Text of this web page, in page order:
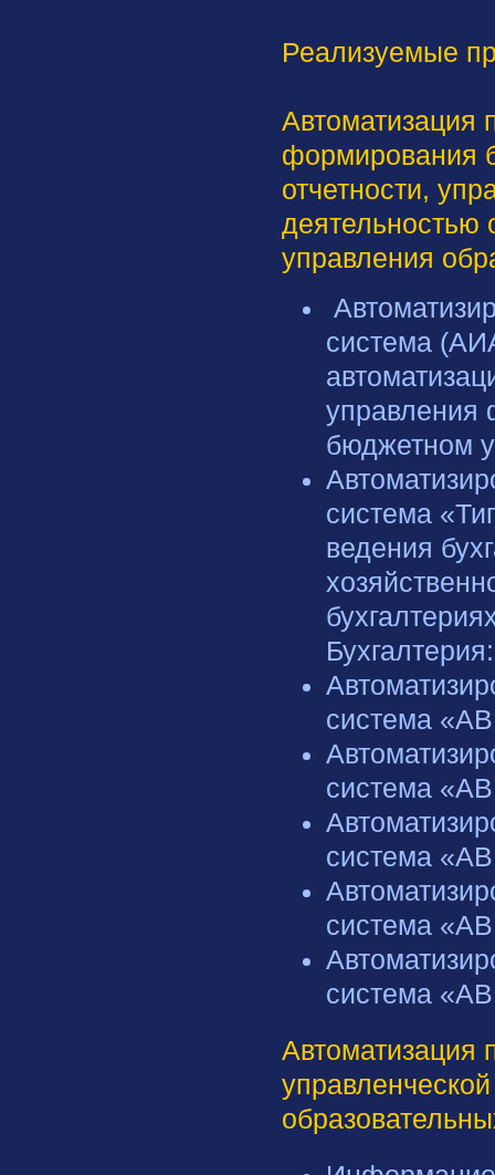
Реализуемые
Автоматизация
формирования
отчетности,
деятельностью
управления
система
управления
бюджетном
система
ведения
система
система
система
система
система
Автоматизация